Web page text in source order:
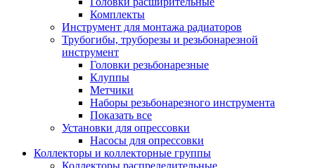
Комплекты
Инструмент для монтажа радиаторов
Трубогибы, труборезы и резьбонарезной
инструмент
Головки резьбонарезные
Клуппы
Метчики
Наборы резьбонарезного инструмента
Показать все
Установки для опрессовки
Насосы для опрессовки
Коллекторы и коллекторные группы
Коллекторы распределительные